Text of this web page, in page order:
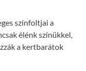
színfoltjai a
élénk színükkel,
a kertbarátok